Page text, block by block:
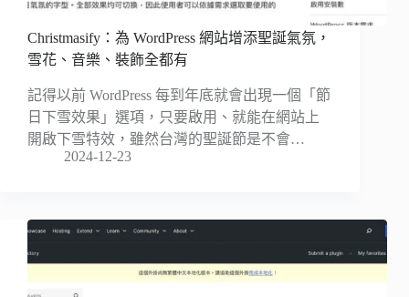
Christmasify：為 WordPress 網站增添聖誕氣氛，
雪花、音樂、裝飾全都有
記得以前 WordPress 每到年底就會出現一個「節
日下雪效果」選項，只要啟用、就能在網站上
開啟下雪特效，雖然台灣的聖誕節是不會…
2024-12-23